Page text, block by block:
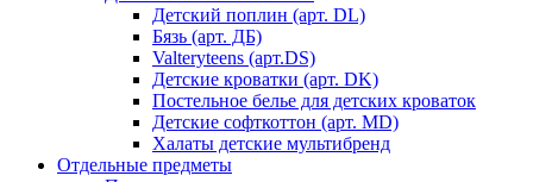
Детский поплин (арт. DL)
Бязь (арт. ДБ)
Valteryteens (арт.DS)
Детские кроватки (арт. DK)
Постельное белье для детских кроваток
Детские софткоттон (арт. MD)
Халаты детские мультибренд
Отдельные предметы